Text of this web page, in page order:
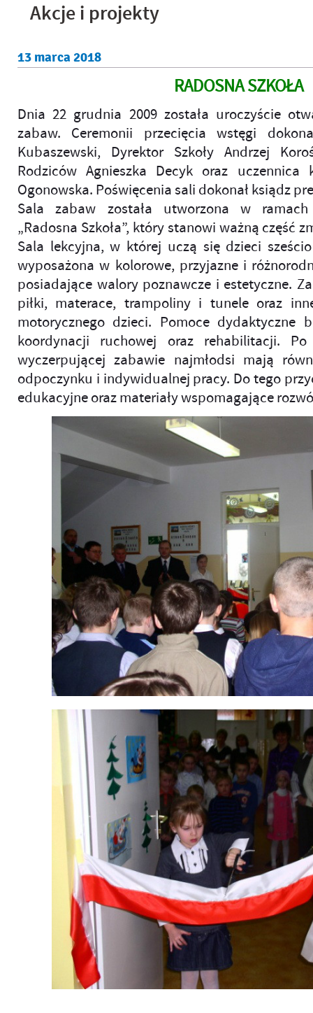
Akcje i projekty
13 marca 2018
RADOSNA SZKOŁA
Dnia 22 grudnia 2009 została uroczyście
zabaw. Ceremonii przecięcia wstęgi
Kubaszewski, Dyrektor Szkoły Andrzej
Rodziców Agnieszka Decyk oraz uczennica
Ogonowska. Poświęcenia sali dokonał ksiądz
Sala zabaw została utworzona w
„Radosna Szkoła”, który stanowi ważną część
Sala lekcyjna, w której uczą się dzieci
wyposażona w kolorowe, przyjazne i
posiadające walory poznawcze i estetyczne.
piłki, materace, trampoliny i tunele oraz
motorycznego dzieci. Pomoce dydaktyczne
koordynacji ruchowej oraz rehabilitacji.
wyczerpującej zabawie najmłodsi mają
odpoczynku i indywidualnej pracy. Do tego
edukacyjne oraz materiały wspomagające